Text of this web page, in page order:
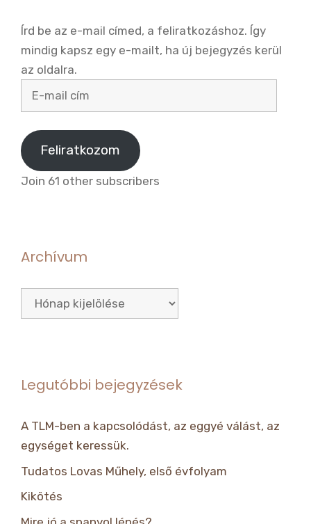
Írd be az e-mail címed, a feliratkozáshoz. Így
mindig kapsz egy e-mailt, ha új bejegyzés kerül
az oldalra.
mail
cím
Feliratkozom
Join 61 other subscribers
Archívum
Archívum
Legutóbbi bejegyzések
A TLM-ben a kapcsolódást, az eggyé válást, az
egységet keressük.
Tudatos Lovas Műhely, első évfolyam
Kikötés